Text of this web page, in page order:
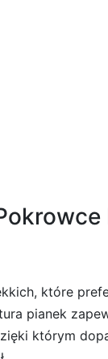
które
pianek
którym